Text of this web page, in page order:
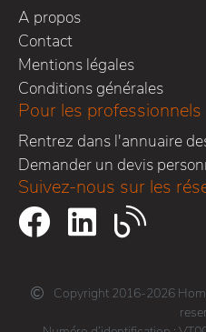
A propos
Contact
Mentions légales
Conditions générales
Pour les professionnels
Rentrez dans l'annuaire
Demander un devis
Suivez-nous sur les
Copyright 2016-2026